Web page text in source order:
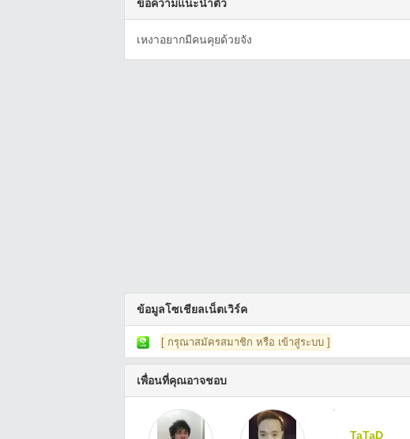
ข้อความแนะนำตัว
เหงาอยากมีคนคุยด้วยจัง
ข้อมูลโซเชียลเน็ตเวิร์ค
[ กรุณาสมัครสมาชิก หรือ เข้าสู่ระบบ ]
เพื่อนที่คุณอาจชอบ
TaTaD